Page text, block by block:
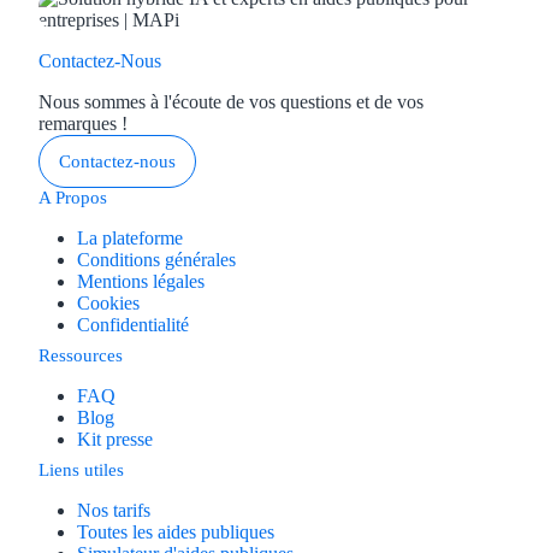
Contactez-Nous
Nous sommes à l'écoute de vos questions et de vos
remarques !
Contactez-nous
A Propos
La plateforme
Conditions générales
Mentions légales
Cookies
Confidentialité
Ressources
FAQ
Blog
Kit presse
Liens utiles
Nos tarifs
Toutes les aides publiques